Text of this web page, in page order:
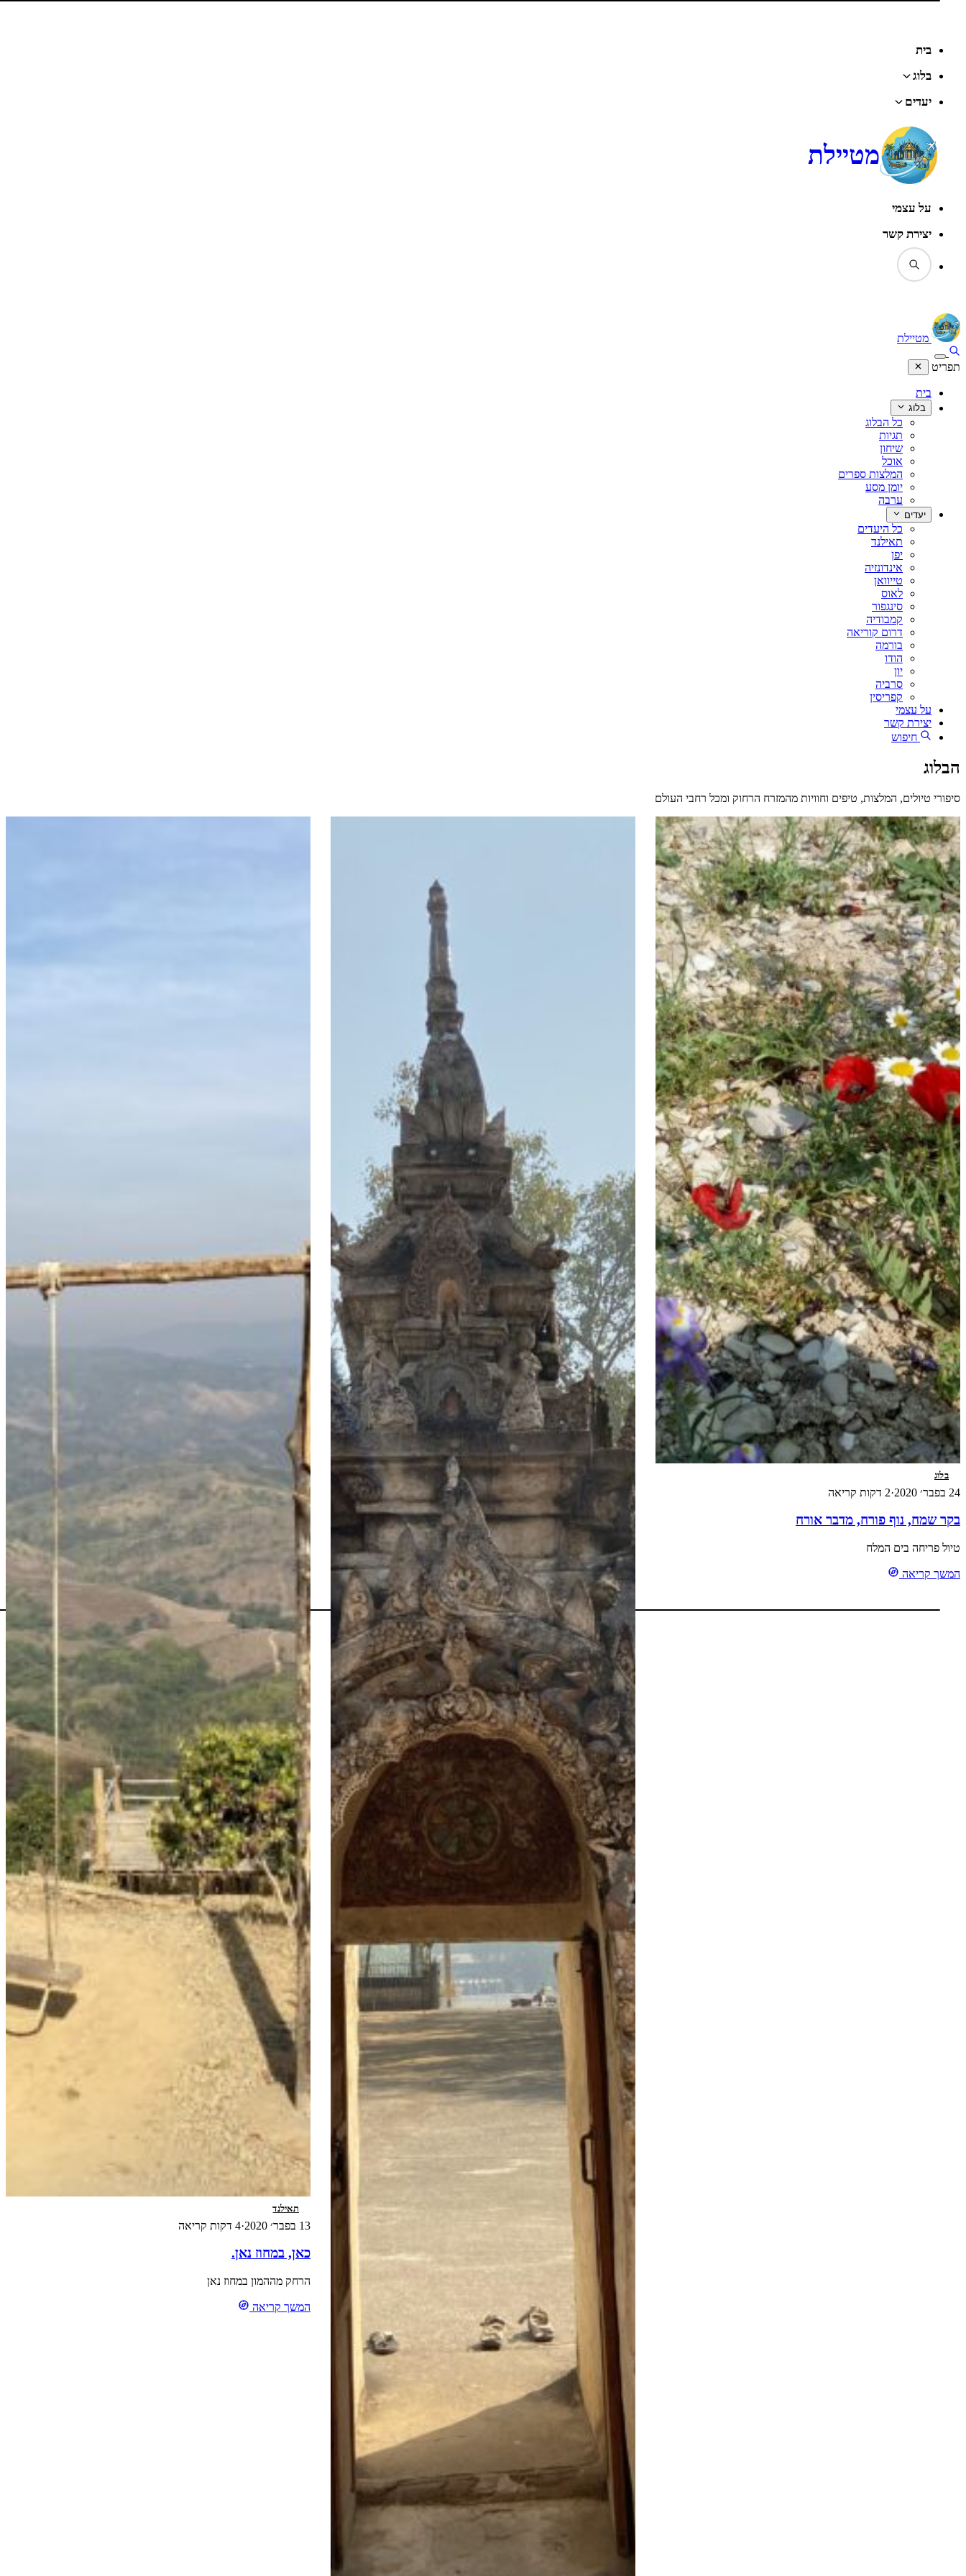
בית
בלוג
יעדים
מטיילת
על עצמי
יצירת קשר
מטיילת
תפריט
בית
בלוג
כל הבלוג
תגיות
שיחון
אוכל
המלצות ספרים
יומן מסע
ערבה
יעדים
כל היעדים
תאילנד
יפן
אינדונזיה
טייוואן
לאוס
סינגפור
קמבודיה
דרום קוריאה
בורמה
הודו
יון
סרביה
קפריסין
על עצמי
יצירת קשר
חיפוש
הבלוג
סיפורי טיולים, המלצות, טיפים וחוויות מהמזרח הרחוק ומכל רחבי העולם
בלוג
24 בפבר׳ 2020 ·2 דקות קריאה
בקר שמח, נוף פורח, מדבר אורח
טיול פריחה בים המלח
המשך קריאה
תאילנד
13 בפבר׳ 2020 ·4 דקות קריאה
כאן, במחוז נאן.
הרחק מההמון במחוז נאן
המשך קריאה